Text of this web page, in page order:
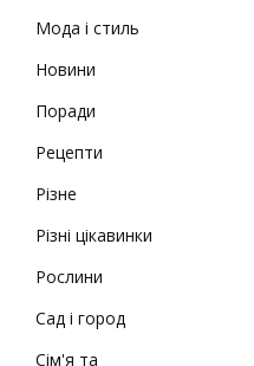
Мода і стиль
Новини
Поради
Рецепти
Різне
Різні цікавинки
Рослини
Сад і город
Сім'я та